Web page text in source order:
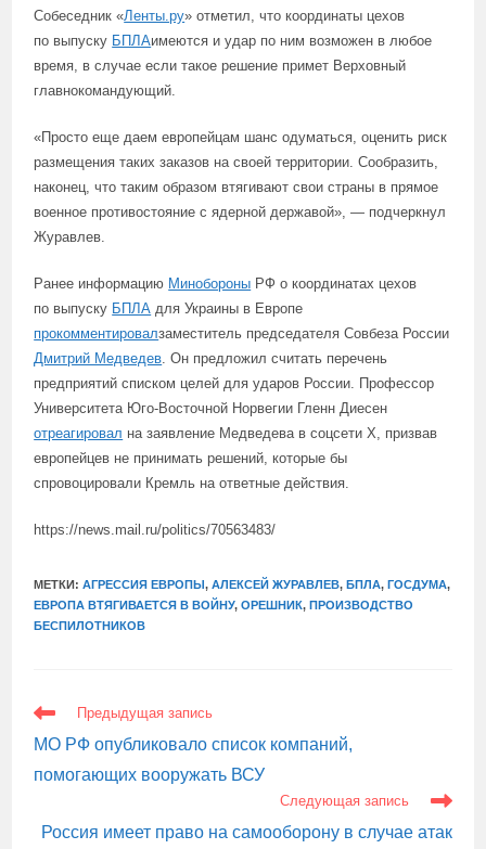
Собеседник «Ленты.ру» отметил, что координаты цехов
по выпуску БПЛАимеются и удар по ним возможен в любое
время, в случае если такое решение примет Верховный
главнокомандующий.
«Просто еще даем европейцам шанс одуматься, оценить риск
размещения таких заказов на своей территории. Сообразить,
наконец, что таким образом втягивают свои страны в прямое
военное противостояние с ядерной державой», — подчеркнул
Журавлев.
Ранее информацию Минобороны РФ о координатах цехов
по выпуску БПЛА для Украины в Европе
прокомментировалзаместитель председателя Совбеза России
Дмитрий Медведев. Он предложил считать перечень
предприятий списком целей для ударов России. Профессор
Университета Юго-Восточной Норвегии Гленн Диесен
отреагировал на заявление Медведева в соцсети X, призвав
европейцев не принимать решений, которые бы
спровоцировали Кремль на ответные действия.
https://news.mail.ru/politics/70563483/
МЕТКИ:АГРЕССИЯ ЕВРОПЫ, АЛЕКСЕЙ ЖУРАВЛЕВ, БПЛА, ГОСДУМА,
ЕВРОПА ВТЯГИВАЕТСЯ В ВОЙНУ, ОРЕШНИК, ПРОИЗВОДСТВО
БЕСПИЛОТНИКОВ
ЕЩЕ
СТАТЬИ
Предыдущая запись
МО РФ опубликовало список компаний,
помогающих вооружать ВСУ
Следующая запись
Россия имеет право на самооборону в случае атак